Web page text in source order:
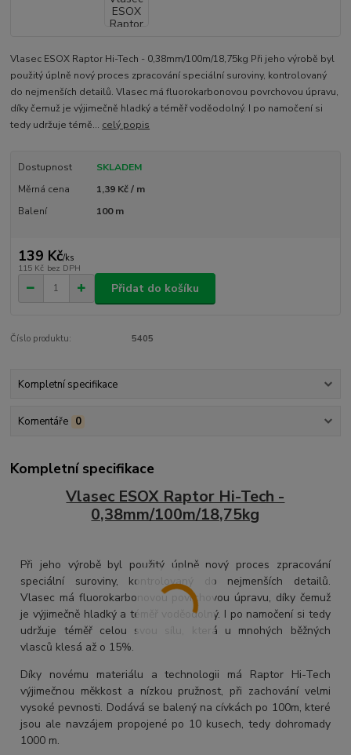
Vlasec ESOX Raptor Hi-Tech - 0,38mm/100m/18,75kg Při jeho výrobě byl
použitý úplně nový proces zpracování speciální suroviny, kontrolovaný
do nejmenších detailů. Vlasec má fluorokarbonovou povrchovou úpravu,
díky čemuž je výjimečně hladký a téměř voděodolný. I po namočení si
tedy udržuje témě... celý popis
Dostupnost
SKLADEM
Měrná cena
1,39 Kč / m
Balení
100 m
139 Kč/ks
115 Kč bez DPH
Přidat do košíku
Číslo produktu: 5405
Kompletní specifikace
Komentáře 0
Kompletní specifikace
Vlasec ESOX Raptor Hi-Tech -
0,38mm/100m/18,75kg
Při jeho výrobě byl použitý úplně nový proces zpracování
speciální suroviny, kontrolovaný do nejmenších detailů.
Vlasec má fluorokarbonovou povrchovou úpravu, díky čemuž
je výjimečně hladký a téměř voděodolný. I po namočení si tedy
udržuje téměř celou svou sílu, která u mnohých běžných
vlasců klesá až o 15%.
Díky novému materiálu a technologii má Raptor Hi-Tech
výjimečnou měkkost a nízkou pružnost, při zachování velmi
vysoké pevnosti. Dodává se balený na cívkách po 100m, které
jsou ale navzájem propojené po 10 kusech, tedy dohromady
1000 m.